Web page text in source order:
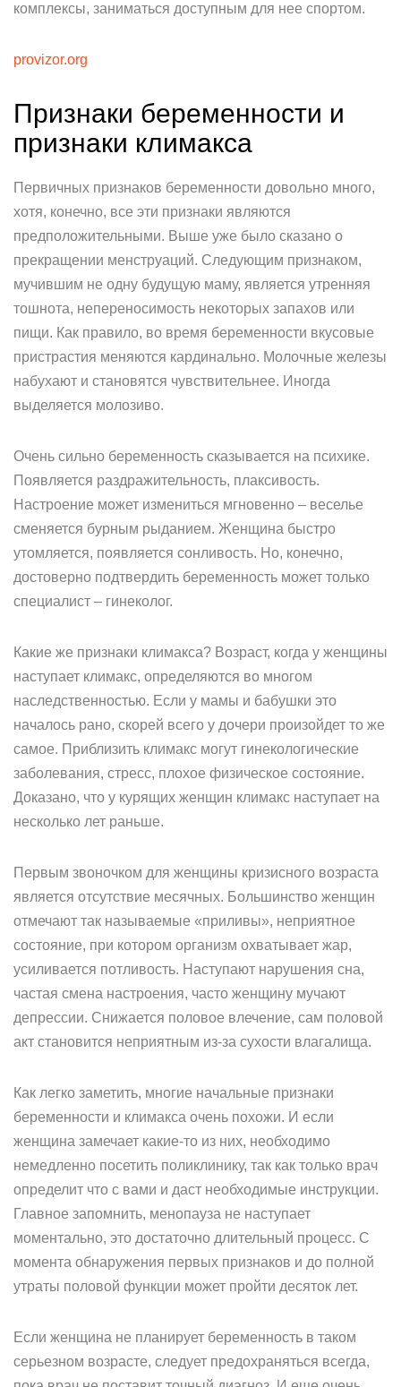
комплексы, заниматься доступным для нее спортом.
provizor.org
Признаки беременности и
признаки климакса
Первичных признаков беременности довольно много,
хотя, конечно, все эти признаки являются
предположительными. Выше уже было сказано о
прекращении менструаций. Следующим признаком,
мучившим не одну будущую маму, является утренняя
тошнота, непереносимость некоторых запахов или
пищи. Как правило, во время беременности вкусовые
пристрастия меняются кардинально. Молочные железы
набухают и становятся чувствительнее. Иногда
выделяется молозиво.
Очень сильно беременность сказывается на психике.
Появляется раздражительность, плаксивость.
Настроение может измениться мгновенно – веселье
сменяется бурным рыданием. Женщина быстро
утомляется, появляется сонливость. Но, конечно,
достоверно подтвердить беременность может только
специалист – гинеколог.
Какие же признаки климакса? Возраст, когда у женщины
наступает климакс, определяются во многом
наследственностью. Если у мамы и бабушки это
началось рано, скорей всего у дочери произойдет то же
самое. Приблизить климакс могут гинекологические
заболевания, стресс, плохое физическое состояние.
Доказано, что у курящих женщин климакс наступает на
несколько лет раньше.
Первым звоночком для женщины кризисного возраста
является отсутствие месячных. Большинство женщин
отмечают так называемые «приливы», неприятное
состояние, при котором организм охватывает жар,
усиливается потливость. Наступают нарушения сна,
частая смена настроения, часто женщину мучают
депрессии. Снижается половое влечение, сам половой
акт становится неприятным из-за сухости влагалища.
Как легко заметить, многие начальные признаки
беременности и климакса очень похожи. И если
женщина замечает какие-то из них, необходимо
немедленно посетить поликлинику, так как только врач
определит что с вами и даст необходимые инструкции.
Главное запомнить, менопауза не наступает
моментально, это достаточно длительный процесс. С
момента обнаружения первых признаков и до полной
утраты половой функции может пройти десяток лет.
Если женщина не планирует беременность в таком
серьезном возрасте, следует предохраняться всегда,